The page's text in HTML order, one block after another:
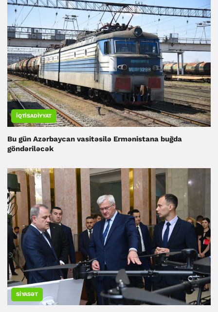
İQTISADIYYAT
Bu gün Azərbaycan vasitəsilə Ermənistana buğda
göndəriləcək
SIYASƏT